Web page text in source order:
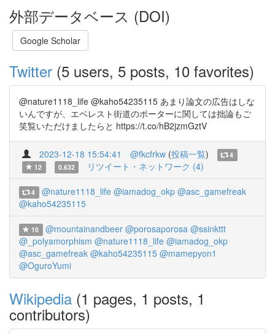
外部データベース (DOI)
Google Scholar
Twitter (5 users, 5 posts, 10 favorites)
@nature1118_life @kaho54235115 あまり論文の広告はしな
いんですが、エベレスト街道のポーターに関しては拙論もご
笑覧いただけましたらと https://t.co/hB2jzmGztV
2023-12-18 15:54:41 @fkcfrkw (投稿一覧)
4
12
0.632 リツイート・ネットワーク (4)
4 @nature1118_life @iamadog_okp @asc_gamefreak
@kaho54235115
10 @mountainandbeer @porosaporosa @ssinkttt
@_polyamorphism @nature1118_life @iamadog_okp
@asc_gamefreak @kaho54235115 @mamepyon1
@OguroYumi
Wikipedia (1 pages, 1 posts, 1
contributors)